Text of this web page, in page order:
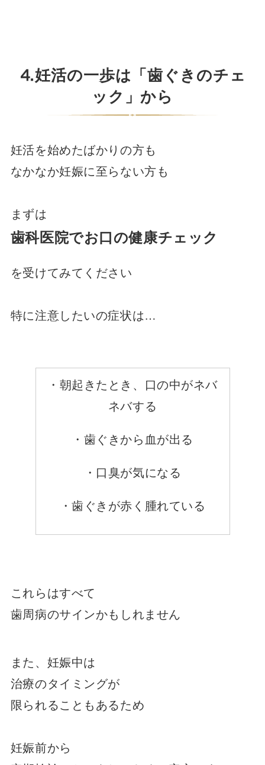
⒋妊活の一歩は「歯ぐきのチェ
ック」から
妊活を始めたばかりの方も
なかなか妊娠に至らない方も
まずは
歯科医院でお口の健康チェック
を受けてみてください
特に注意したいの症状は…
・朝起きたとき、口の中がネバ
ネバする
・歯ぐきから血が出る
・口臭が気になる
・歯ぐきが赤く腫れている
これらはすべて
歯周病のサインかもしれません
また、妊娠中は
治療のタイミングが
限られることもあるため
妊娠前から